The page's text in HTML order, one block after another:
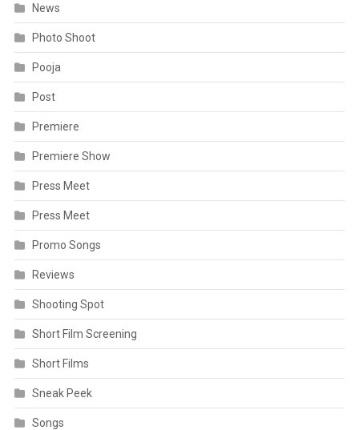
News
Photo Shoot
Pooja
Post
Premiere
Premiere Show
Press Meet
Press Meet
Promo Songs
Reviews
Shooting Spot
Short Film Screening
Short Films
Sneak Peek
Songs